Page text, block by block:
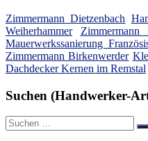
Zimmermann Dietzenbach
Weiherhammer
Zimmermann
Mauerwerkssanierung
Zimmermann Birkenwerder
Dachdecker Kernen im Remstal
Suchen (Handwerker-
Suche
nach: